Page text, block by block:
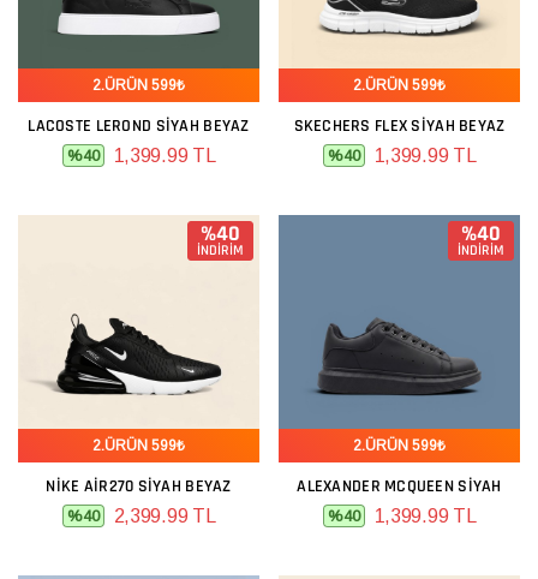
2.ÜRÜN 599₺
LACOSTE LEROND SIYAH BEYAZ
%40 1,399.99 TL
2.ÜRÜN 599₺
SKECHERS FLEX SIYAH BEYAZ
%40 1,399.99 TL
%40
İNDİRİM
2.ÜRÜN 599₺
NIKE AIR270 SIYAH BEYAZ
%40 2,399.99 TL
%40
İNDİRİM
2.ÜRÜN 599₺
ALEXANDER MCQUEEN SIYAH
%40 1,399.99 TL